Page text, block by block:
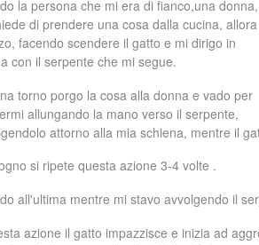
la persona che mi era di fianco,una donna,
di prendere una cosa dalla cucina, allora
facendo scendere il gatto e mi dirigo in
con il serpente che mi segue.
torno porgo la cosa alla donna e vado per
allungando la mano verso il serpente,
attorno alla mia schiena, mentre il
si ripete questa azione 3-4 volte .
all'ultima mentre mi stavo avvolgendo il
azione il gatto impazzisce e inizia ad